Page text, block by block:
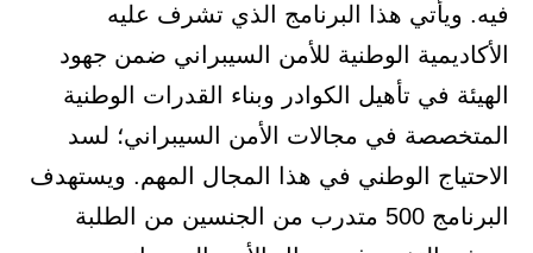
فيه. ويأتي هذا البرنامج الذي تشرف عليه
الأكاديمية الوطنية للأمن السيبراني ضمن جهود
الهيئة في تأهيل الكوادر وبناء القدرات الوطنية
المتخصصة في مجالات الأمن السيبراني؛ لسد
الاحتياج الوطني في هذا المجال المهم. ويستهدف
البرنامج 500 متدرب من الجنسين من الطلبة